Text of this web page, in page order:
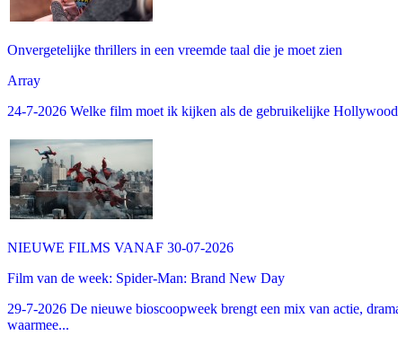
Onvergetelijke thrillers in een vreemde taal die je moet zien
Array
24-7-2026 Welke film moet ik kijken als de gebruikelijke
NIEUWE FILMS VANAF 30-07-2026
Film van de week: Spider-Man: Brand New Day
29-7-2026 De nieuwe bioscoopweek brengt een mix van actie,
waarmee...